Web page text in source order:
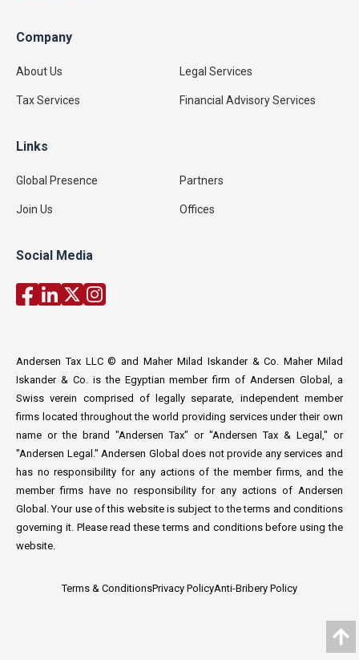
Company
About Us Legal Services
Tax Services Financial Advisory Services
Links
Global Presence Partners
Join Us Offices
Social Media
Andersen Tax LLC © and Maher Milad Iskander & Co. Maher Milad
Iskander & Co. is the Egyptian member firm of Andersen Global, a
Swiss verein comprised of legally separate, independent member
firms located throughout the world providing services under their own
name or the brand "Andersen Tax" or "Andersen Tax & Legal," or
"Andersen Legal." Andersen Global does not provide any services and
has no responsibility for any actions of the member firms, and the
member firms have no responsibility for any actions of Andersen
Global. Your use of this website is subject to the terms and conditions
governing it. Please read these terms and conditions before using the
website.
Terms & ConditionsPrivacy PolicyAnti-Bribery Policy